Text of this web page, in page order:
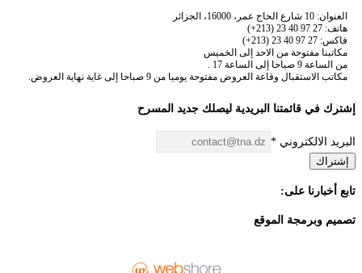
العنوان: 10 شارع الحاج عمر، 16000، الجزائر
هاتف: 27 97 40 23 (213+)
فاكس: 27 97 40 23 (213+)
مكاتبنا مفتوحة من الاحد إلى الخميس
من الساعة 9 صباحا إلى الساعة 17 .
مكاتب الاستقبال وقاعة العروض مفتوحة يوميا من 9 صباحا إلى غاية نهاية العروض.
إشترك في قائمتنا البريدية ليصلك جديد المسرح
البريد الالكتروني *
إشتراك
تابع أخبارنا على:
تصميم وبرمجة الموقع